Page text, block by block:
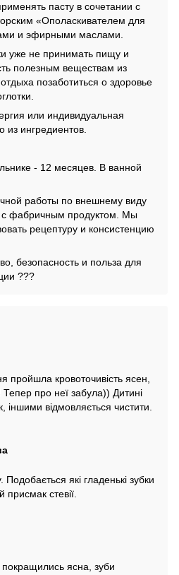
пасту в сочетании с
«Ополаскивателем для
и эфирными маслами.
уже не принимать пищу и
полезным веществам из
позаботиться о здоровье
или индивидуальная
из ингредиентов.
- 12 месяцев. В ванной
работы по внешнему виду
с фабричным продуктом. Мы
рецептуру и консистенцию
безопасность и польза для
???
пройшла кровоточивість ясен,
про неї забула)) Дитині
іншими відмовляється чистити.
які гладенькі зубки
присмак стевії.
ясна, зуби